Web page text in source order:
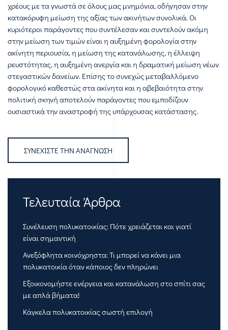
χρέους με τα γνωστά σε όλους μας μνημόνια, οδήγησαν στην
κατακόρυφη μείωση της αξίας των ακινήτων συνολικά. Οι
κυριότεροι παράγοντες που συντέλεσαν και συντελούν ακόμη
στην μείωση των τιμών είναι η αυξημένη φορολογία στην
ακίνητη περιουσία, η μείωση της κατανάλωσης, η έλλειψη
ρευστότητας, η αυξημένη ανεργία και η δραματική μείωση νέων
στεγαστικών δανείων. Επίσης το συνεχώς μεταβαλλόμενο
φορολογικό καθεστώς στα ακίνητα και η αβεβαιότητα στην
πολιτική σκηνή αποτελούν παράγοντες που εμποδίζουν
ουσιαστικά την αναστροφή της υπάρχουσας κατάστασης.
ΣΥΝΕΧΊΣΤΕ ΤΗΝ ΑΝΆΓΝΩΣΗ
Τελευταία Άρθρα
Συνέλευση πολυκατοικίας: Πότε χρειάζεται και γιατί
είναι σημαντική
Ανεξόφλητα κοινόχρηστα: Τι μπορεί να κάνει μια
πολυκατοικία όταν κάποιος δεν πληρώνει
Εξοικονομήστε ενέργεια και κατανάλωση στο σπίτι σας
με απλά βήματα!
Κάγκελα πολυκατοικίας σωστή επιλογή